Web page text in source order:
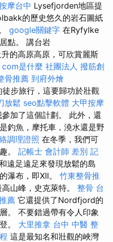
摩台中 Lysefjorden地區提
的歷史悠久的岩石圖紙
google關鍵字 在Ryfylke
點。 講台岩
的高原高原，可欣賞麗斯
com是什麼 社團法人 撥筋創
骨推薦 到府外燴
步旅行，這要歸功於壯觀
放鬆 seo點擊軟體 大甲按摩
加了這個計劃。 此外，還
釣魚，摩托車，澆水還是野
調理證照 在冬季，我們可
。 記帳士 會計師 差別 記
遠足遠足來發現放鬆的島
瀑布，即XII。 竹東整骨推
山峰，史克萊特。 整骨 台
薦 它還提供了Nordfjord的
。 不要錯過帶有令人印象
。 大里推拿 台中 中醫 整
這是最知名和壯觀的峽灣